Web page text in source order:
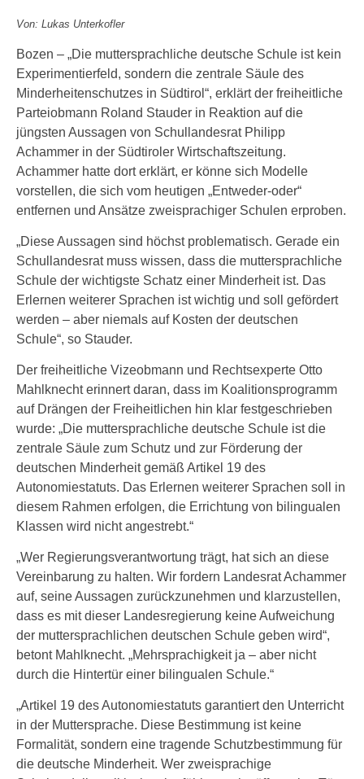
Von: Lukas Unterkofler
Bozen – „Die muttersprachliche deutsche Schule ist kein
Experimentierfeld, sondern die zentrale Säule des
Minderheitenschutzes in Südtirol“, erklärt der freiheitliche
Parteiobmann Roland Stauder in Reaktion auf die
jüngsten Aussagen von Schullandesrat Philipp
Achammer in der Südtiroler Wirtschaftszeitung.
Achammer hatte dort erklärt, er könne sich Modelle
vorstellen, die sich vom heutigen „Entweder-oder“
entfernen und Ansätze zweisprachiger Schulen erproben.
„Diese Aussagen sind höchst problematisch. Gerade ein
Schullandesrat muss wissen, dass die muttersprachliche
Schule der wichtigste Schatz einer Minderheit ist. Das
Erlernen weiterer Sprachen ist wichtig und soll gefördert
werden – aber niemals auf Kosten der deutschen
Schule“, so Stauder.
Der freiheitliche Vizeobmann und Rechtsexperte Otto
Mahlknecht erinnert daran, dass im Koalitionsprogramm
auf Drängen der Freiheitlichen hin klar festgeschrieben
wurde: „Die muttersprachliche deutsche Schule ist die
zentrale Säule zum Schutz und zur Förderung der
deutschen Minderheit gemäß Artikel 19 des
Autonomiestatuts. Das Erlernen weiterer Sprachen soll in
diesem Rahmen erfolgen, die Errichtung von bilingualen
Klassen wird nicht angestrebt.“
„Wer Regierungsverantwortung trägt, hat sich an diese
Vereinbarung zu halten. Wir fordern Landesrat Achammer
auf, seine Aussagen zurückzunehmen und klarzustellen,
dass es mit dieser Landesregierung keine Aufweichung
der muttersprachlichen deutschen Schule geben wird“,
betont Mahlknecht. „Mehrsprachigkeit ja – aber nicht
durch die Hintertür einer bilingualen Schule.“
„Artikel 19 des Autonomiestatuts garantiert den Unterricht
in der Muttersprache. Diese Bestimmung ist keine
Formalität, sondern eine tragende Schutzbestimmung für
die deutsche Minderheit. Wer zweisprachige